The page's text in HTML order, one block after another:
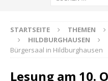
STARTSEITE THEMEN
HILDBURGHAUSEN
Bürgersaal in Hildburghausen
Lesung am 10.